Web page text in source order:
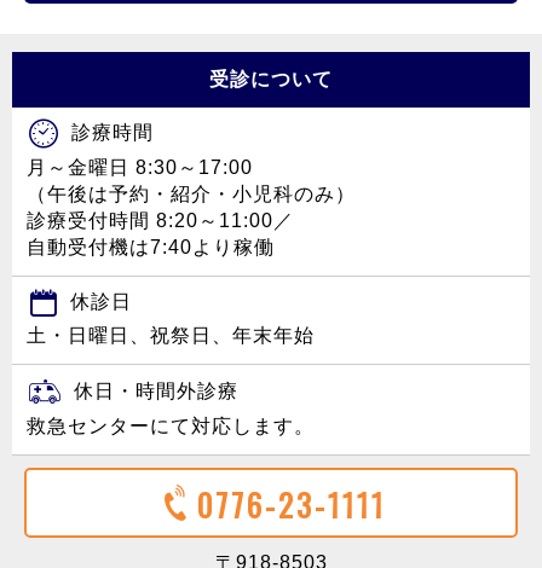
受診について
診療時間
月～金曜日 8:30～17:00
（午後は予約・紹介・小児科のみ）
診療受付時間 8:20～11:00／
自動受付機は7:40より稼働
休診日
土・日曜日、祝祭日、年末年始
休日・時間外診療
救急センターにて対応します。
0776-23-1111
〒918-8503